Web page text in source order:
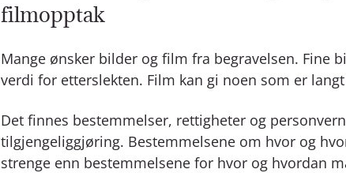
filmopptak
Mange ønsker bilder og film fra begravelsen. Fine
verdi for etterslekten. Film kan gi noen som er
Det finnes bestemmelser, rettigheter og
tilgjengeliggjøring. Bestemmelsene om hvor og
strenge enn bestemmelsene for hvor og hvordan